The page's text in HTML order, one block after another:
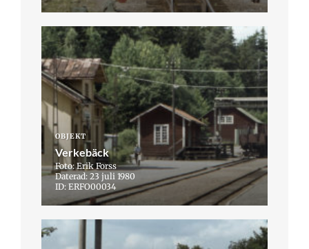
OBJEKT
Verkebäck
Foto: Erik Forss
Daterad: 23 juli 1980
ID: ERFO00034